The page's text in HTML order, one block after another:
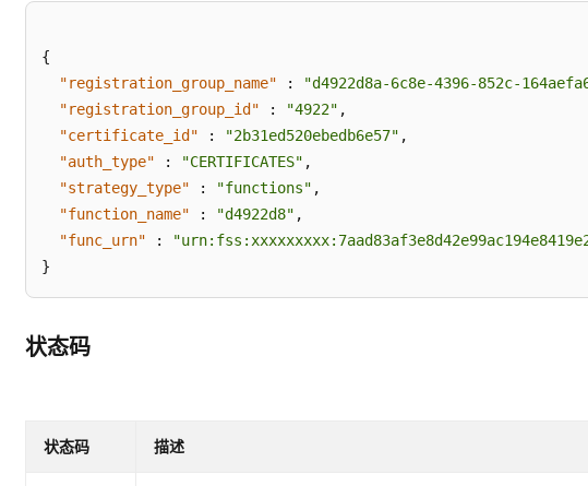
{
"registration_group_name"
:
"d4922d8a-6c8e-4396-852c-
"registration_group_id"
: "4922" ,
"certificate_id"
: "2b31ed520ebedb6e57" ,
"auth_type"
: "CERTIFICATES" ,
"strategy_type"
: "functions" ,
"function_name"
: "d4922d8" ,
"func_urn"
:
}
状态码
状态码 描述